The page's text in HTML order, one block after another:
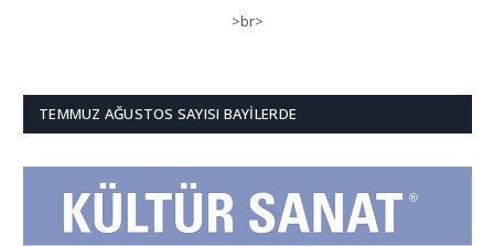
>br>
TEMMUZ AĞUSTOS SAYISI BAYILERDE